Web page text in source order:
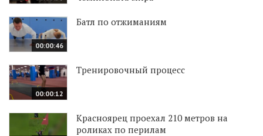
00:00:46
Батл по отжиманиям
00:00:12
Тренировочный процесс
Красноярец проехал 210 метров на
роликах по перилам